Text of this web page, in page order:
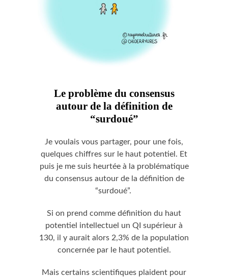
Le problème du consensus
autour de la définition de
“surdoué”
Je voulais vous partager, pour une fois,
quelques chiffres sur le haut potentiel. Et
puis je me suis heurtée à la problématique
du consensus autour de la définition de
“surdoué”.
Si on prend comme définition du haut
potentiel intellectuel un QI supérieur à
130, il y aurait alors 2,3% de la population
concernée par le haut potentiel.
Mais certains scientifiques plaident pour